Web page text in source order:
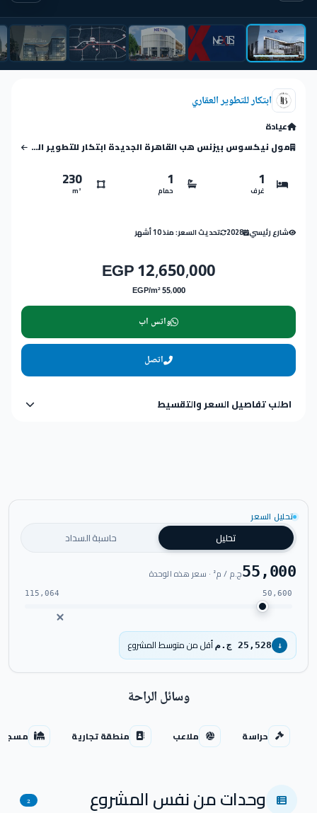
ابتكار للتطوير العقاري
عيادة
مول نيكسوس بيزنس هب القاهرة الجديدة ابتكار للتطوير العقاري
1
غرف
1
حمام
230
m²
شارع رئيسي 2028 تحديث السعر: منذ 10 أشهر
12,650,000 EGP
55,000 EGP/m²
واتس اب
اتصل
اطلب تفاصيل السعر والتقسيط
تحليل السعر
تحليل حاسبة السداد
55,000ج.م / م² · سعر هذه الوحدة
50,600
115,064
↓ 25,528 ج.م أقل من متوسط المشروع
وسائل الراحة
حراسة ملاعب منطقة تجارية مسجد
وحدات من نفس المشروع 2